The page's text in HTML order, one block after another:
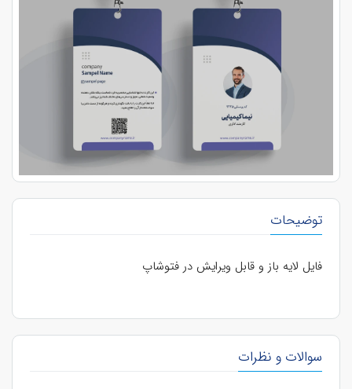
توضیحات
فایل لایه باز و قابل ویرایش در فتوشاپ
سوالات و نظرات